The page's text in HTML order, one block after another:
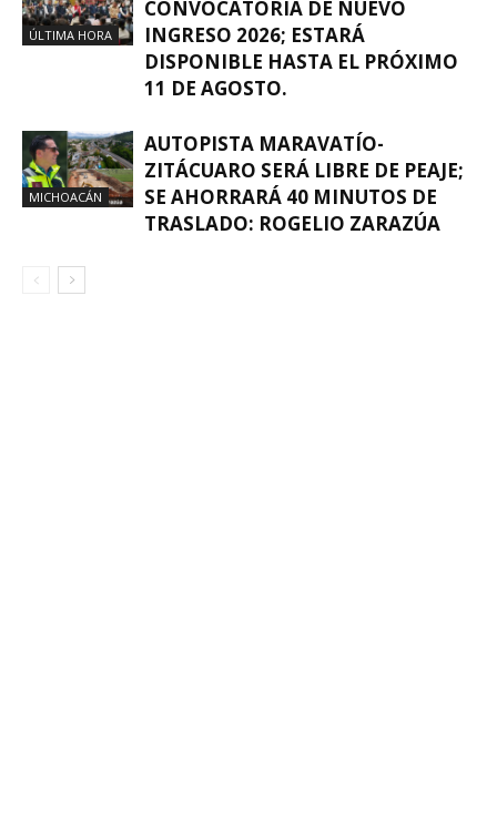
ÚLTIMA HORA
CONVOCATORIA DE NUEVO
INGRESO 2026; ESTARÁ
DISPONIBLE HASTA EL PRÓXIMO
11 DE AGOSTO.
MICHOACÁN
AUTOPISTA MARAVATÍO-
ZITÁCUARO SERÁ LIBRE DE PEAJE;
SE AHORRARÁ 40 MINUTOS DE
TRASLADO: ROGELIO ZARAZÚA